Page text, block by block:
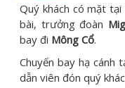
Quý khách có mặt
bài, trưởng đoàn
bay đi Mông Cổ.
Chuyến bay hạ cánh
dẫn viên đón quý